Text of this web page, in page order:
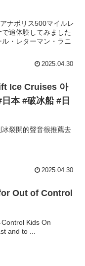
ナポリス500マイルレ
追体験してみました
・レターマン・ラニ
2025.04.30
本 #破冰船 #日
裂開的聲音很推薦去
2025.04.30
Out of Control
Kids On
and to ...